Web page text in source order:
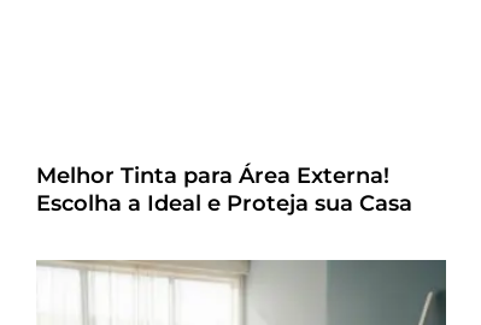
Melhor Tinta para Área Externa!
Escolha a Ideal e Proteja sua Casa